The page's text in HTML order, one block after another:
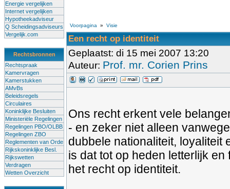
Energie vergelijken
Internet vergelijken
Hypotheekadviseur
Q Scheidingsadviseurs
Vergelijk.com
Rechtsbronnen
Rechtspraak
Kamervragen
Kamerstukken
AMvBs
Beleidsregels
Circulaires
Koninklijke Besluiten
Ministeriële Regelingen
Regelingen PBO/OLBB
Regelingen ZBO
Reglementen van Orde
Rijkskoninklijke Besl.
Rijkswetten
Verdragen
Wetten Overzicht
Voorpagina » Visie
Een recht op identiteit
Geplaatst: di 15 mei 2007 13:20
Auteur: Prof. mr. Corien Prins
Ons recht erkent vele
- en zeker niet alleen
dubbele nationaliteit, loyaliteit
is dat tot op heden letterlijk
het recht op identiteit.